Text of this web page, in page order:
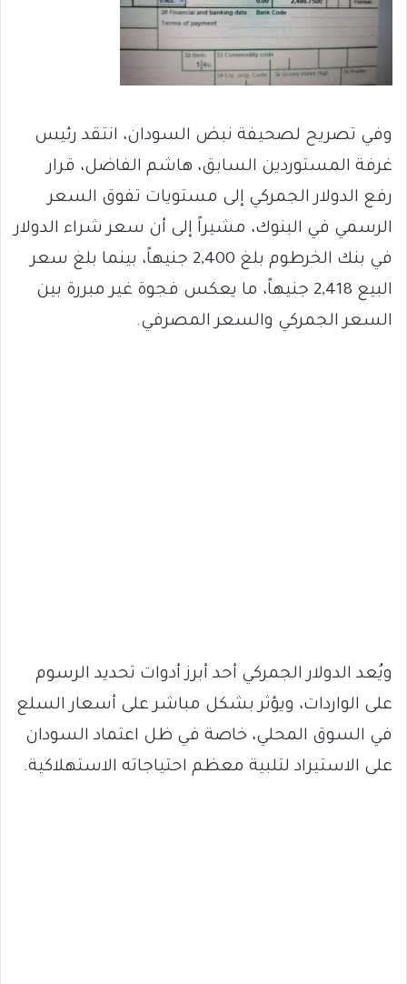
وفي تصريح لصحيفة نبض السودان، انتقد رئيس
غرفة المستوردين السابق، هاشم الفاضل، قرار
رفع الدولار الجمركي إلى مستويات تفوق السعر
الرسمي في البنوك، مشيراً إلى أن سعر شراء الدولار
في بنك الخرطوم بلغ 2,400 جنيهاً، بينما بلغ سعر
البيع 2,418 جنيهاً، ما يعكس فجوة غير مبررة بين
السعر الجمركي والسعر المصرفي.
ويُعد الدولار الجمركي أحد أبرز أدوات تحديد الرسوم
على الواردات، ويؤثر بشكل مباشر على أسعار السلع
في السوق المحلي، خاصة في ظل اعتماد السودان
على الاستيراد لتلبية معظم احتياجاته الاستهلاكية.